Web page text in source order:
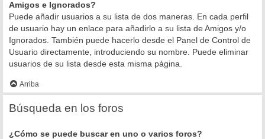
Amigos e Ignorados?
Puede añadir usuarios a su lista de dos maneras. En cada perfil
de usuario hay un enlace para añadirlo a su lista de Amigos y/o
Ignorados. También puede hacerlo desde el Panel de Control de
Usuario directamente, introduciendo su nombre. Puede eliminar
usuarios de su lista desde esta misma página.
Arriba
Búsqueda en los foros
¿Cómo se puede buscar en uno o varios foros?